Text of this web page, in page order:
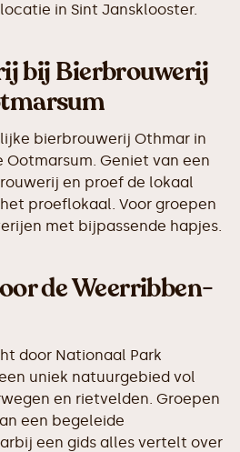
in Sint Jansklooster.
bij Bierbrouwerij
bierbrouwerij Othmar in
Geniet van een
en proef de lokaal
proeflokaal. Voor groepen
met bijpassende hapjes.
de Weerribben-
door Nationaal Park
uniek natuurgebied vol
en rietvelden. Groepen
een begeleide
een gids alles vertelt over